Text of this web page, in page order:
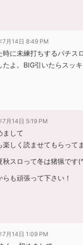
7月14日 8:49 PM
時に未練打ちするパチス
たよ。BIG引いたらスッ
7月14日 5:19 PM
まして
楽しく読ませてもらって
秋スロって冬は猪猟です
らも頑張って下さい！
7月14日 1:09 PM